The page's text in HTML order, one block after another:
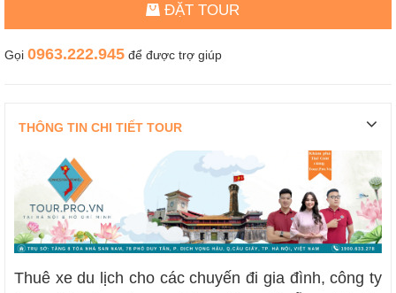
ĐẶT TOUR
Gọi 0963.222.945 để được trợ giúp
THÔNG TIN CHI TIẾT TOUR
Thuê xe du lịch cho các chuyến đi gia đình, công ty